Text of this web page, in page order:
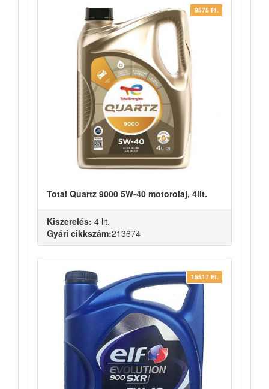
Total Quartz 9000 5W-40 motorolaj, 4lit.
9575 Ft.
Kiszerelés: 4 lit.
Gyári cikkszám:213674
15517 Ft.